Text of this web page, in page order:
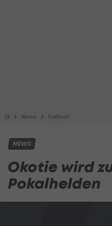
News Fußball
NEWS
Okotie wird
Pokalhelden